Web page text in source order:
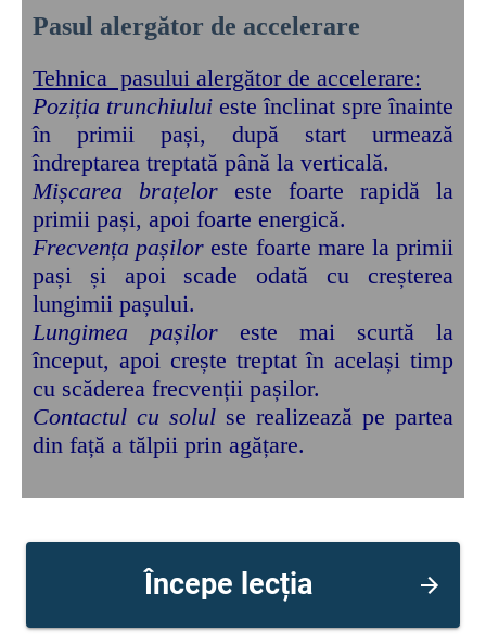
Pasul alergător de accelerare
Tehnica pasului alergător de accelerare:
Poziția trunchiului este înclinat spre înainte
în primii pași, după start urmează
îndreptarea treptată până la verticală.
Mișcarea brațelor este foarte rapidă la
primii pași, apoi foarte energică.
Frecvența pașilor este foarte mare la primii
pași și apoi scade odată cu creșterea
lungimii pașului.
Lungimea pașilor este mai scurtă la
început, apoi crește treptat în același timp
cu scăderea frecvenții pașilor.
Contactul cu solul se realizează pe partea
din față a tălpii prin agățare.
Începe lecția